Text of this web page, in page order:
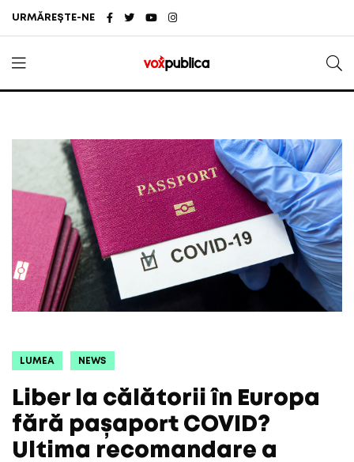
URMĂREȘTE-NE
LUMEA NEWS
Liber la călătorii în Europa
fără pașaport COVID?
Ultima recomandare a